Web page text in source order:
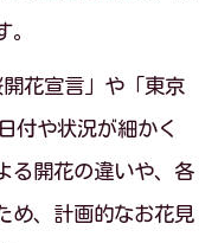
。
花宣言」や「東京
付や状況が細かく
る開花の違いや、各
め、計画的なお花見